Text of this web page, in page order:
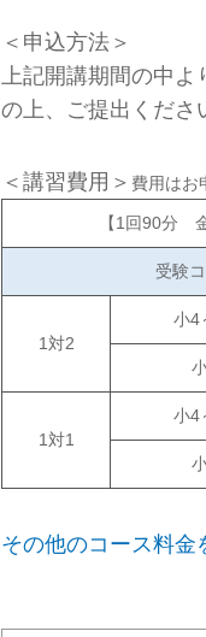
＜申込方法＞
上記開講期間の中よ
の上、ご提出くださ
＜講習費用＞ 費用はお
【1回90分
受験
1対2
小4
1対1
小4
その他のコース料金